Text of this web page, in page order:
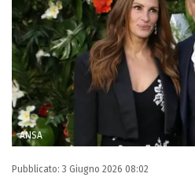
televisione, dello
ANSA
Pubblicato: 3 Giugno 2026 08:02